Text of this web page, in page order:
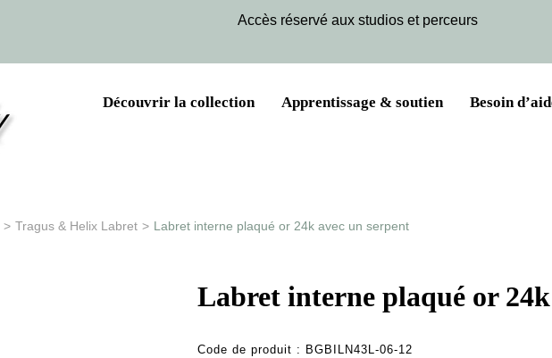
Accès réservé aux studios et perceurs
Découvrir la collection Apprentissage & soutien Besoin
> Tragus & Helix Labret > Labret interne plaqué or 24k avec un serpent
Labret interne plaqué or
Code de produit : BGBILN43L-06-12